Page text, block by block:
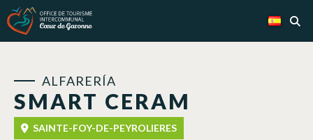
SMART CERAM
ALFARERÍA
SAINTE-FOY-DE-PEYROLIERES
Panel de gestión de cookies